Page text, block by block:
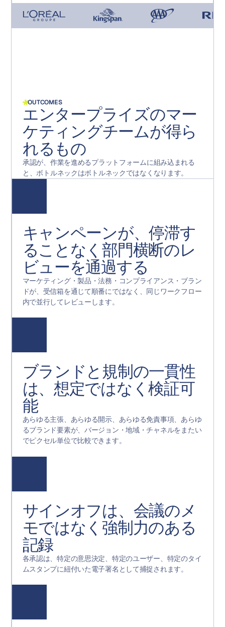
OUTCOMES
エンタープライズのマー
ケティングチームが得ら
れるもの
承認が、作業を進めるプラットフォームに組み込まれる
と、ボトルネックはボトルネックではなくなります。
キャンペーンが、停滞す
ることなく部門横断のレ
ビューを通過する
マーケティング・製品・法務・コンプライアンス・ブラン
ドが、受信箱を通じて順番にではなく、同じワークフロー
内で並行してレビューします。
ブランドと規制の一貫性
は、想定ではなく検証可
能
あらゆる主張、あらゆる開示、あらゆる免責事項、あらゆ
るブランド要素が、バージョン・地域・チャネルをまたい
でピクセル単位で比較できます。
サインオフは、会議のメ
モではなく強制力のある
記録
各承認は、特定の意思決定、特定のユーザー、特定のタイ
ムスタンプに紐付いた電子署名として捕捉されます。